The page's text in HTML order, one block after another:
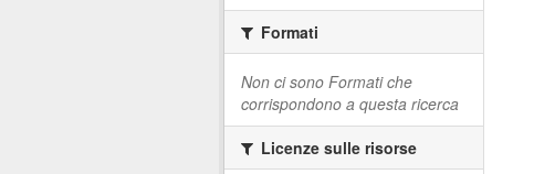
Formati
Non ci sono Formati che
corrispondono a questa ricerca
Licenze sulle risorse